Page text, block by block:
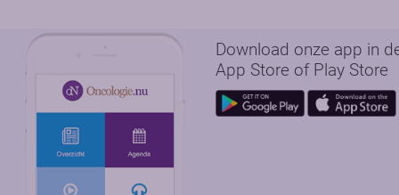
Download onze app in
App Store of Play Store